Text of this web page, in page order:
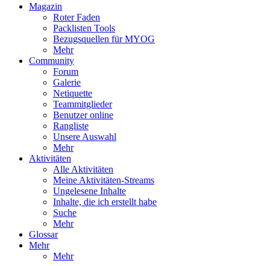
Magazin
Roter Faden
Packlisten Tools
Bezugsquellen für MYOG
Mehr
Community
Forum
Galerie
Netiquette
Teammitglieder
Benutzer online
Rangliste
Unsere Auswahl
Mehr
Aktivitäten
Alle Aktivitäten
Meine Aktivitäten-Streams
Ungelesene Inhalte
Inhalte, die ich erstellt habe
Suche
Mehr
Glossar
Mehr
Mehr